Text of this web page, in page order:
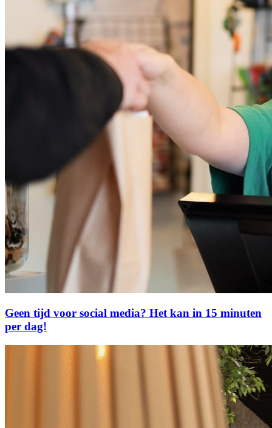
Geen tijd voor social media? Het kan in 15 minuten
per dag!